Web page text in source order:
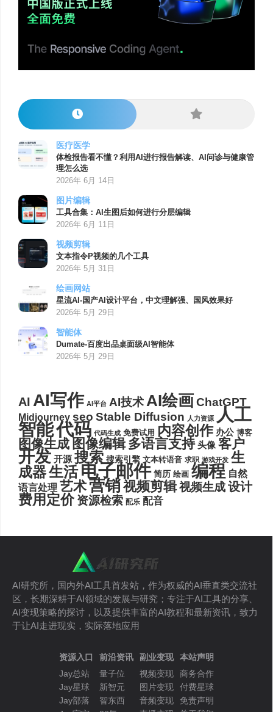
医疗医学
体检报告看不懂？利用AI进行报告解读、AI问诊与健康管
理怎么选
2026年 6月 14日
图片编辑
工具合集：AI生图后如何进行分层编辑
2026年 6月 11日
视频剪辑
文本指令P视频的几个工具
2026年 5月 31日
绘画网站
星流AI-国产AI设计平台，中文理解强、国风效果好
2026年 5月 29日
智能体
Dumate-百度出品桌面级AI智能体
2026年 5月 29日
AI AI写作 AI平台 AI技术AI绘画ChatGPT
Midjourney seo Stable Diffusion 人力资源 人工
智能代码 代码生成 免费试用 内容创作 办公 博客
图像生成 图像编辑 多语言支持 头像 客户
开发 开源 搜索 搜索引擎 文本转语音 求职 游戏开发 生
成器生活电子邮件 简历 绘画 编程 自然
语言处理 艺术营销视频剪辑视频生成设计
费用定价 资源检索 配乐 配音
AI研究所，国内外AI工具首发站，作为权威的AI垂直类交流社
区，长期深耕于AI领域的发展与研究；专注于AI工具的分享、
AI变现策略的探讨，以及提供丰富的AI教程和最新资讯，致力
于让AI走进现实，实际落地应用
资源入口
Jay总站
Jay星球
Jay部落
前沿资讯
量子位
新智元
智东西
副业变现
视频变现
图片变现
音频变现
本站声明
商务合作
付费星球
免责声明